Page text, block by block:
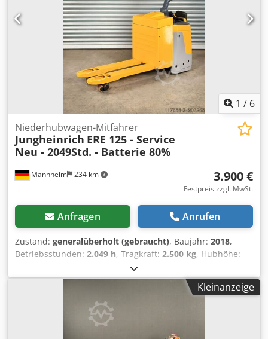
1 / 6
Mannheim 234 km
Niederhubwagen-Mitfahrer
Jungheinrich ERE 125 - Service
Neu - 2049Std. - Batterie 80%
3.900 €
Festpreis zzgl. MwSt.
Anfragen Anrufen
Zustand: generalüberholt (gebraucht), Baujahr: 2018,
Betriebsstunden: 2.049 h, Tragkraft: 2.500 kg, Hubhöhe:
575 mm
elektrisch, Masttyp:Simplex, Bauhöhe:1.400 mm,
1.150 mm,
443 kg, FRIEDMANN FORKLIFTS – VON
EXPERTEN ÜBERHOLT. FÜR PROFIS IM EINSATZ Chedpsy Rq
Sfofx Aqvja Unsere Stapler werden nach FEM-4.004 und
Kleinanzeige